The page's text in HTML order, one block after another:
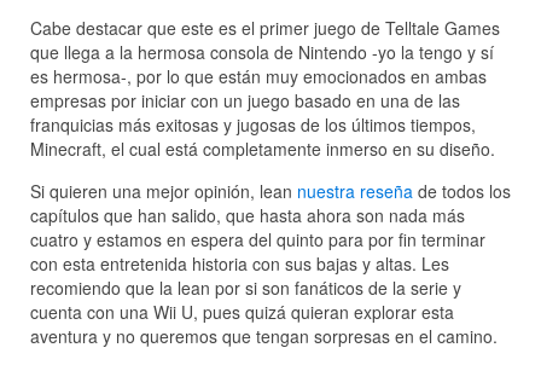
Cabe destacar que este es el primer juego de Telltale Games
que llega a la hermosa consola de Nintendo -yo la tengo y sí
es hermosa-, por lo que están muy emocionados en ambas
empresas por iniciar con un juego basado en una de las
franquicias más exitosas y jugosas de los últimos tiempos,
Minecraft, el cual está completamente inmerso en su diseño.
Si quieren una mejor opinión, lean nuestra reseña de todos los
capítulos que han salido, que hasta ahora son nada más
cuatro y estamos en espera del quinto para por fin terminar
con esta entretenida historia con sus bajas y altas. Les
recomiendo que la lean por si son fanáticos de la serie y
cuenta con una Wii U, pues quizá quieran explorar esta
aventura y no queremos que tengan sorpresas en el camino.